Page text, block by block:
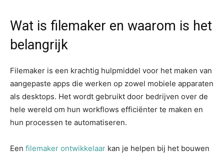
Wat is filemaker en waarom is het
belangrijk
Filemaker is een krachtig hulpmiddel voor het maken van
aangepaste apps die werken op zowel mobiele apparaten
als desktops. Het wordt gebruikt door bedrijven over de
hele wereld om hun workflows efficiënter te maken en
hun processen te automatiseren.
Een filemaker ontwikkelaar kan je helpen bij het bouwen